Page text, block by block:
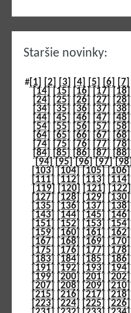
Staršie novinky:
#[1] [2] [3] [4] [5] [6] [7]
[14] [15] [16] [17] [18]
[24] [25] [26] [27] [28]
[34] [35] [36] [37] [38]
[44] [45] [46] [47] [48]
[54] [55] [56] [57] [58]
[64] [65] [66] [67] [68]
[74] [75] [76] [77] [78]
[84] [85] [86] [87] [88]
[94] [95] [96] [97] [98]
[103] [104] [105] [106]
[111] [112] [113] [114]
[119] [120] [121] [122]
[127] [128] [129] [130]
[135] [136] [137] [138]
[143] [144] [145] [146]
[151] [152] [153] [154]
[159] [160] [161] [162]
[167] [168] [169] [170]
[175] [176] [177] [178]
[183] [184] [185] [186]
[191] [192] [193] [194]
[199] [200] [201] [202]
[207] [208] [209] [210]
[215] [216] [217] [218]
[223] [224] [225] [226]